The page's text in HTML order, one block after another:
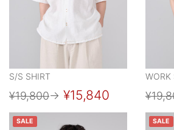
S/S SHIRT
¥19,800→ ¥15,840
WORK
SALE SALE